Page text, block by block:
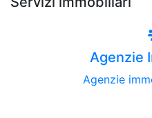
Agenzie
Agenzie